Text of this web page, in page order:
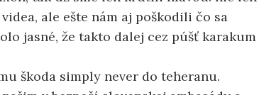
ale ešte nám aj poškodili čo sa
jasné, že takto dalej cez púšť karakum
škoda simply never do teheranu.